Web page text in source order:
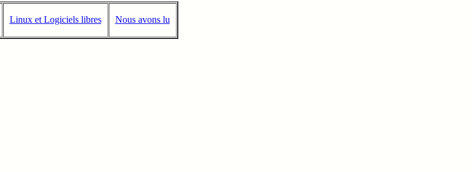
Linux et Logiciels libres Nous avons lu